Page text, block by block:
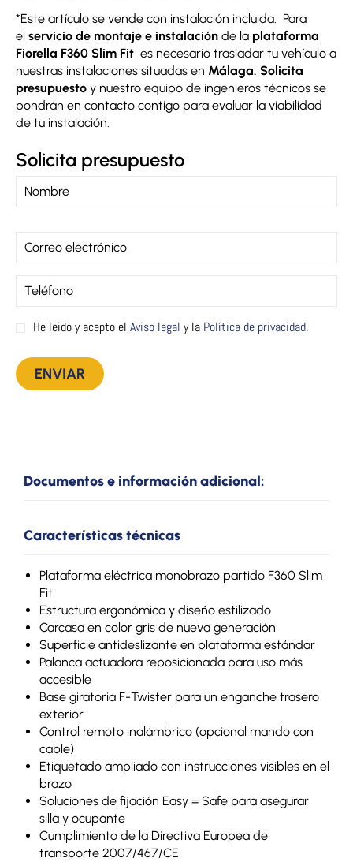
*Este artículo se vende con instalación incluida. Para
el servicio de montaje e instalación de la plataforma
Fiorella F360 Slim Fit es necesario trasladar tu vehículo a
nuestras instalaciones situadas en Málaga. Solicita
presupuesto y nuestro equipo de ingenieros técnicos se
pondrán en contacto contigo para evaluar la viabilidad
de tu instalación.
Solicita presupuesto
He leido y acepto el Aviso legal y la Política de privacidad.
Documentos e información adicional:
Características técnicas
Plataforma eléctrica monobrazo partido F360 Slim
Fit
Estructura ergonómica y diseño estilizado
Carcasa en color gris de nueva generación
Superficie antideslizante en plataforma estándar
Palanca actuadora reposicionada para uso más
accesible
Base giratoria F-Twister para un enganche trasero
exterior
Control remoto inalámbrico (opcional mando con
cable)
Etiquetado ampliado con instrucciones visibles en el
brazo
Soluciones de fijación Easy = Safe para asegurar
silla y ocupante
Cumplimiento de la Directiva Europea de
transporte 2007/467/CE